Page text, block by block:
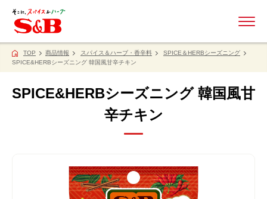
TOP 商品情報 スパイス＆ハーブ・香辛料
SPICE＆HERBシーズニング
SPICE&HERBシーズニング 韓国風甘辛チキン
SPICE&HERBシーズニング 韓国風甘
辛チキン